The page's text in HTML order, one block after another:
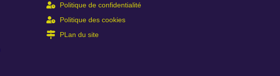
Politique de confidentialité
Politique des cookies
PLan du site